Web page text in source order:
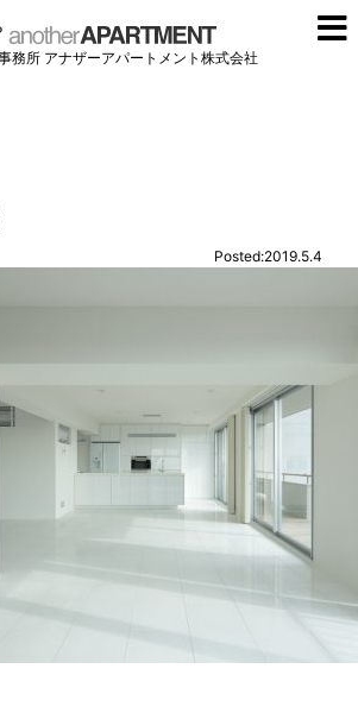
務所 アナザーアパートメント株式会社
Posted:2019.5.4